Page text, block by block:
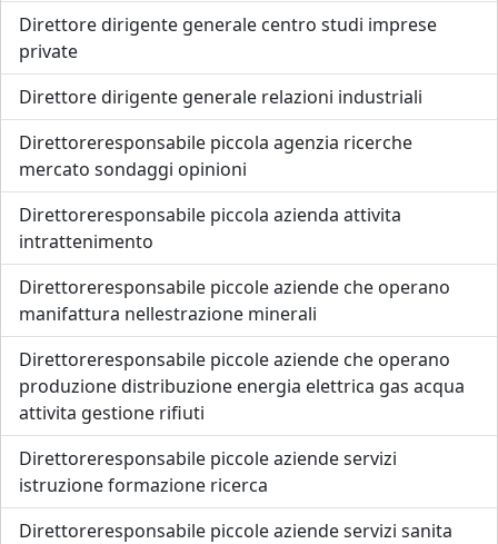
Direttore dirigente generale centro studi imprese
private
Direttore dirigente generale relazioni industriali
Direttoreresponsabile piccola agenzia ricerche
mercato sondaggi opinioni
Direttoreresponsabile piccola azienda attivita
intrattenimento
Direttoreresponsabile piccole aziende che operano
manifattura nellestrazione minerali
Direttoreresponsabile piccole aziende che operano
produzione distribuzione energia elettrica gas acqua
attivita gestione rifiuti
Direttoreresponsabile piccole aziende servizi
istruzione formazione ricerca
Direttoreresponsabile piccole aziende servizi sanita